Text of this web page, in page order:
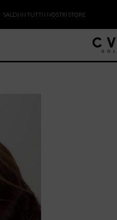
IN TUTTI I NOSTRI STORE